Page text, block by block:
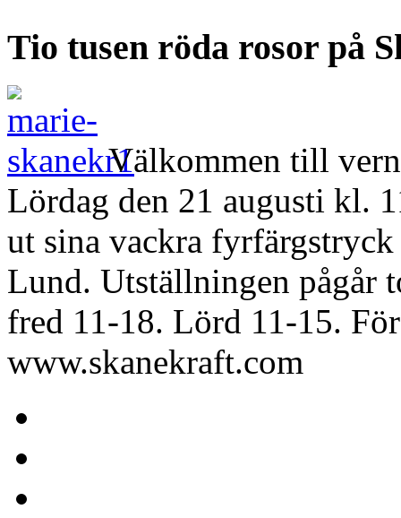
Tio tusen röda rosor på
Välkommen till
Lördag den 21 augusti kl.
ut sina vackra
Lund. Utställningen pågår
fred 11-18. Lörd 11-15.
www.skanekraft.com